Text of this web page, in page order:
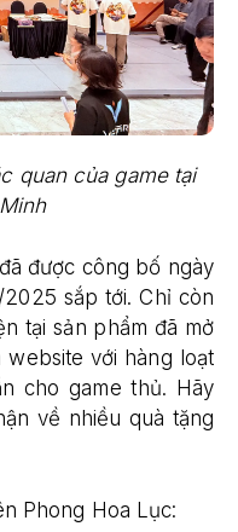
quan của game tại
được công bố ngày
sắp tới. Chỉ còn
tại sản phẩm đã mở
với hàng loạt
cho game thủ. Hãy
về nhiều quà tặng
Phong Hoa Lục: